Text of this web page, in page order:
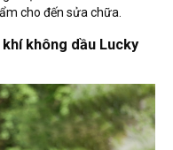
cho đến sửa chữa.
không dầu Lucky